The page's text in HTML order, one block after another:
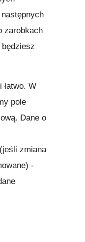
zarobkach
W
pole
Dane o
zmiana
-